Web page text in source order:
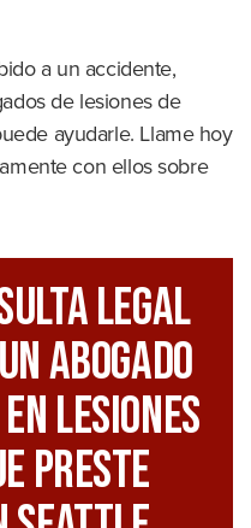
a un accidente,
de lesiones de
ayudarle. Llame hoy
con ellos sobre
Legal
Abogado
Lesiones
Preste